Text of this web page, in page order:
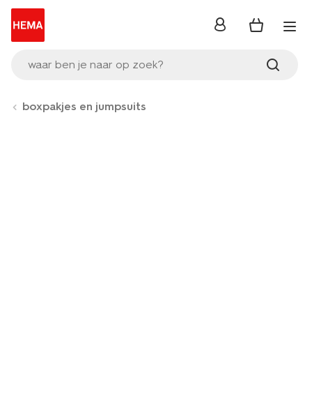
waar ben je naar op zoek?
inloggen
boxpakjes en jumpsuits